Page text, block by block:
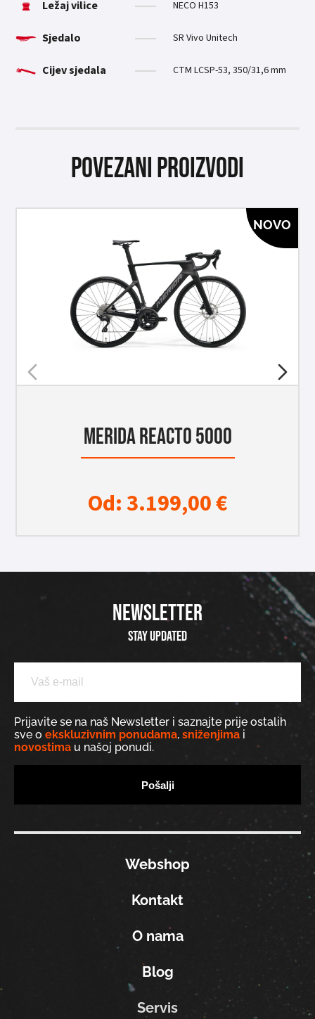
Ležaj vilice NECO H153
Sjedalo SR Vivo Unitech
Cijev sjedala CTM LCSP-53, 350/31,6 mm
Povezani proizvodi
NOVO
MERIDA REACTO 5000
Od:3.199,00€
NEWSLETTER
Stay updated
Prijavite se na naš Newsletter i saznajte prije ostalih
sve o ekskluzivnim ponudama, sniženjima i
novostima u našoj ponudi.
Webshop
Kontakt
O nama
Blog
Servis